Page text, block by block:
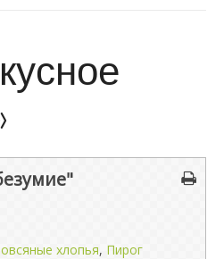
овсяные хлопья, Пирог